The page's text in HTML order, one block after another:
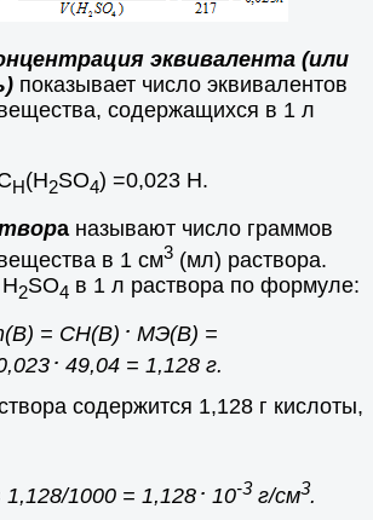
эквивалента (или
показывает число эквивалентов
содержащихся в 1 л
Н(Н2SO4) =0,023 Н.
а называют число граммов
в 1 см3 (мл) раствора.
Н2SO4 в 1 л раствора по формуле:
= CН(В) . МЭ(В) =
. 49,04 = 1,128 г.
содержится 1,128 г кислоты,
1,128/1000 = 1,128 . 10-3 г/см3.